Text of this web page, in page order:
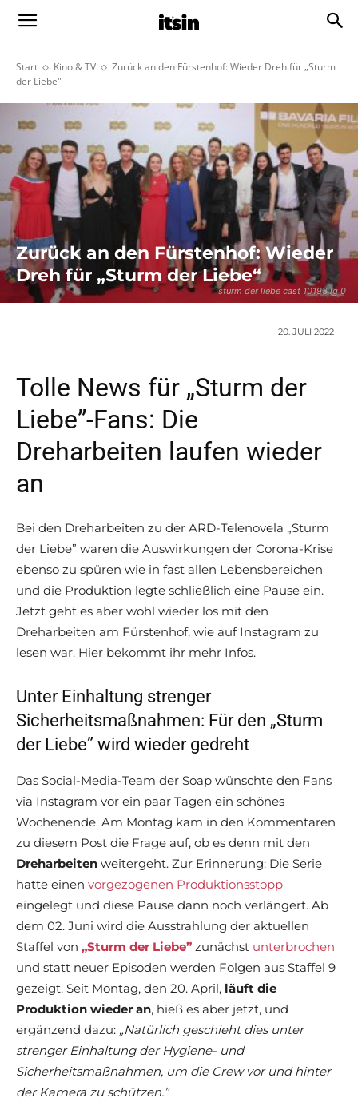
Start Kino & TV
Zurück an den Fürstenhof: Wieder Dreh für „Sturm
der Liebe"
sturm der liebe cast 10193 lg 0
Zurück an den Fürstenhof: Wieder
Dreh für „Sturm der Liebe“
20. JULI 2022
Tolle News für „Sturm der
Liebe”-Fans: Die
Dreharbeiten laufen wieder
an
Bei den Dreharbeiten zu der ARD-Telenovela „Sturm
der Liebe” waren die Auswirkungen der Corona-Krise
ebenso zu spüren wie in fast allen Lebensbereichen
und die Produktion legte schließlich eine Pause ein.
Jetzt geht es aber wohl wieder los mit den
Dreharbeiten am Fürstenhof, wie auf Instagram zu
lesen war. Hier bekommt ihr mehr Infos.
Unter Einhaltung strenger
Sicherheitsmaßnahmen: Für den „Sturm
der Liebe” wird wieder gedreht
Das Social-Media-Team der Soap wünschte den Fans
via Instagram vor ein paar Tagen ein schönes
Wochenende. Am Montag kam in den Kommentaren
zu diesem Post die Frage auf, ob es denn mit den
Dreharbeiten weitergeht. Zur Erinnerung: Die Serie
hatte einen vorgezogenen Produktionsstopp
eingelegt und diese Pause dann noch verlängert. Ab
dem 02. Juni wird die Ausstrahlung der aktuellen
Staffel von „Sturm der Liebe” zunächst unterbrochen
und statt neuer Episoden werden Folgen aus Staffel 9
gezeigt. Seit Montag, den 20. April, läuft die
Produktion wieder an, hieß es aber jetzt, und
ergänzend dazu: „Natürlich geschieht dies unter
strenger Einhaltung der Hygiene- und
Sicherheitsmaßnahmen, um die Crew vor und hinter
der Kamera zu schützen.”